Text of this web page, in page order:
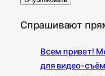
Спрашивают
Всем привет!
для видео-